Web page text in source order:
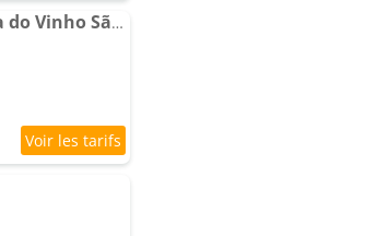
Loft Vidro Vitoriano em Condomínio Rota do Vinho São Roque